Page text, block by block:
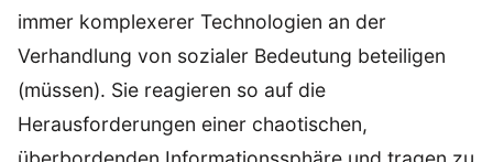
immer komplexerer Technologien an der
Verhandlung von sozialer Bedeutung beteiligen
(müssen). Sie reagieren so auf die
Herausforderungen einer chaotischen,